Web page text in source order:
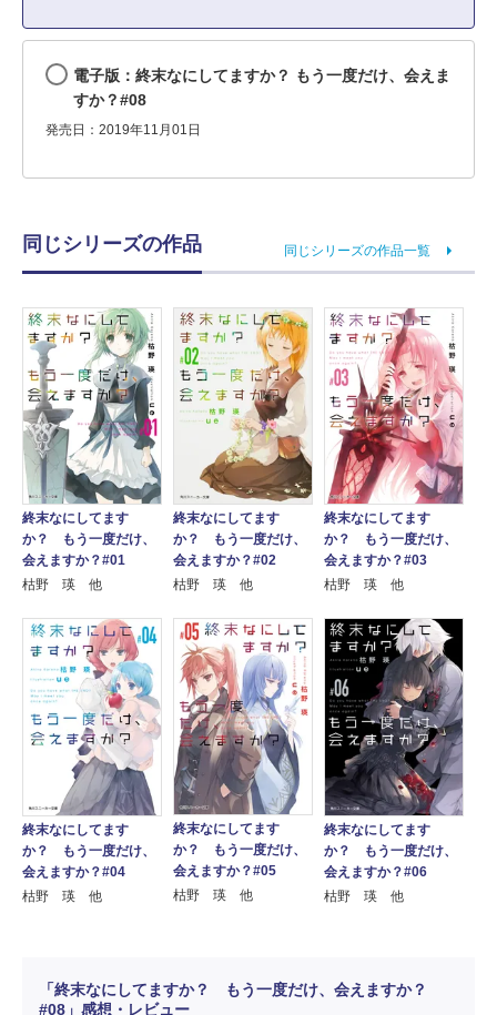
電子版：終末なにしてますか？ もう一度だけ、会えま
すか？#08
発売日：2019年11月01日
同じシリーズの作品 同じシリーズの作品一覧
終末なにしてます
か？ もう一度だけ、
会えますか？#01
枯野 瑛 他
終末なにしてます
か？ もう一度だけ、
会えますか？#02
枯野 瑛 他
終末なにしてます
か？ もう一度だけ、
会えますか？#03
枯野 瑛 他
終末なにしてます
か？ もう一度だけ、
会えますか？#04
枯野 瑛 他
終末なにしてます
か？ もう一度だけ、
会えますか？#05
枯野 瑛 他
終末なにしてます
か？ もう一度だけ、
会えますか？#06
枯野 瑛 他
「終末なにしてますか？ もう一度だけ、会えますか？
#08」感想・レビュー